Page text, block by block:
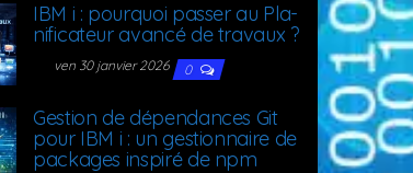
IBM i : pour­quoi pas­ser au Pla­
ni­fi­ca­teur avan­cé de travaux ?
ven 30 janvier 2026 0
Ges­tion de dépen­dances Git
pour IBM i : un ges­tion­naire de
packages ins­pi­ré de npm